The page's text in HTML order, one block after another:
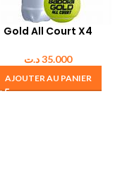
Gold All Court X4
35.000د.ت
AJOUTER AU PANIER